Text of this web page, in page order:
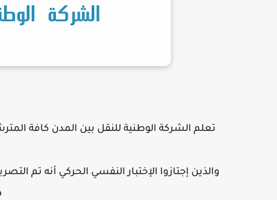
تعلم الشركة الوطنية للنقل بين المدن كافة المترشحين للمناظرة
والذين إجتازوا الإختبار النفسي الحركي أنه تم